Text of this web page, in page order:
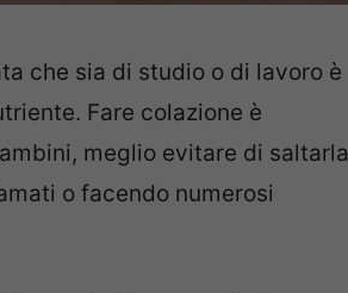
che sia di studio o di lavoro è
Fare colazione è
meglio evitare di saltarla
o facendo numerosi